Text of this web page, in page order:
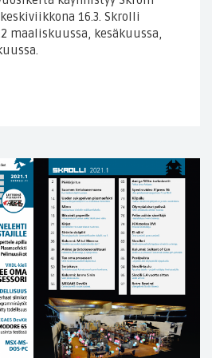
16.3. Skrolli
maaliskuussa, kesäkuussa,